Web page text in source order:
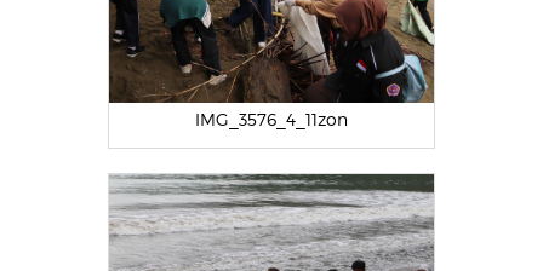
IMG_3576_4_11zon